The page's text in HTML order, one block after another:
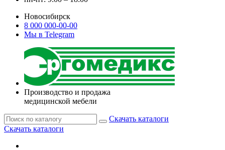
Новосибирск
8 000 000-00-00
Мы в Telegram
Производство и продажа
медицинской мебели
Скачать каталоги
Скачать каталоги